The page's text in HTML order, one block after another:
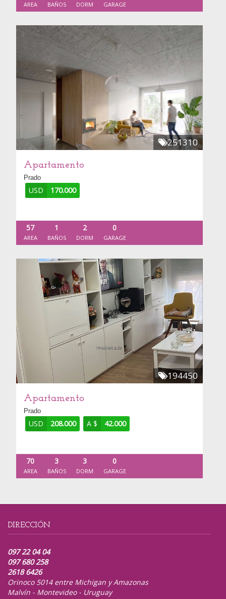
AREA BAÑOS DORM GARAGE
251310
Apartamento
Prado
USD 170.000
57
AREA
1
BAÑOS
2
DORM
0
GARAGE
194450
Apartamento
Prado
USD 208.000 A $ 42.000
70
AREA
3
BAÑOS
3
DORM
0
GARAGE
DIRECCIÓN
097 22 04 04
097 680 258
2618 6426
Orinoco 5014 entre Michigan y Amazonas
Malvín - Montevideo - Uruguay